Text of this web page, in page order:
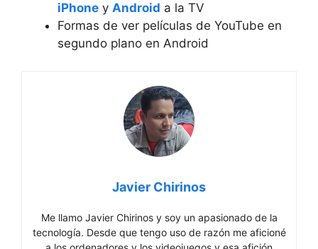
iPhone y Android a la TV
Formas de ver películas de YouTube en
segundo plano en Android
Javier Chirinos
Me llamo Javier Chirinos y soy un apasionado de la
tecnología. Desde que tengo uso de razón me aficioné